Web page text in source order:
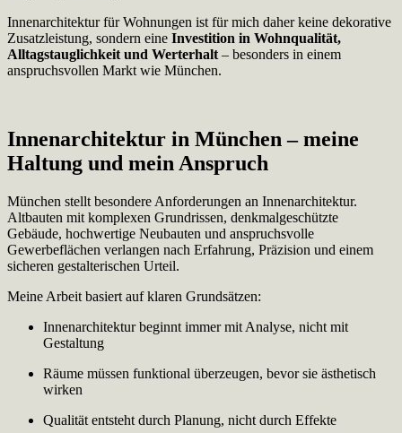
Innenarchitektur für Wohnungen ist für mich daher keine dekorative
Zusatzleistung, sondern eine Investition in Wohnqualität,
Alltagstauglichkeit und Werterhalt – besonders in einem
anspruchsvollen Markt wie München.
Innenarchitektur in München – meine
Haltung und mein Anspruch
München stellt besondere Anforderungen an Innenarchitektur.
Altbauten mit komplexen Grundrissen, denkmalgeschützte
Gebäude, hochwertige Neubauten und anspruchsvolle
Gewerbeflächen verlangen nach Erfahrung, Präzision und einem
sicheren gestalterischen Urteil.
Meine Arbeit basiert auf klaren Grundsätzen:
Innenarchitektur beginnt immer mit Analyse, nicht mit
Gestaltung
Räume müssen funktional überzeugen, bevor sie ästhetisch
wirken
Qualität entsteht durch Planung, nicht durch Effekte